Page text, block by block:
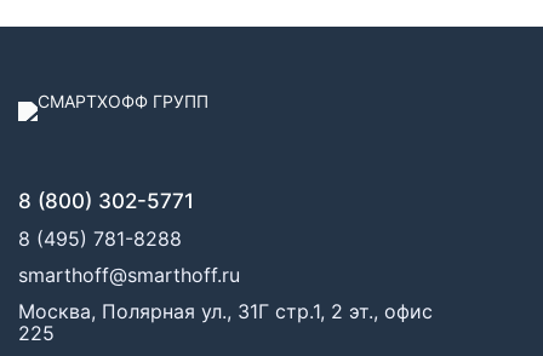
8 (800) 302-5771
8 (495) 781-8288
smarthoff@smarthoff.ru
Москва, Полярная ул., 31Г стр.1, 2 эт., офис
225